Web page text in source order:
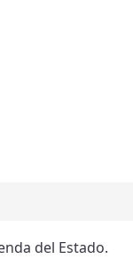
del Estado.